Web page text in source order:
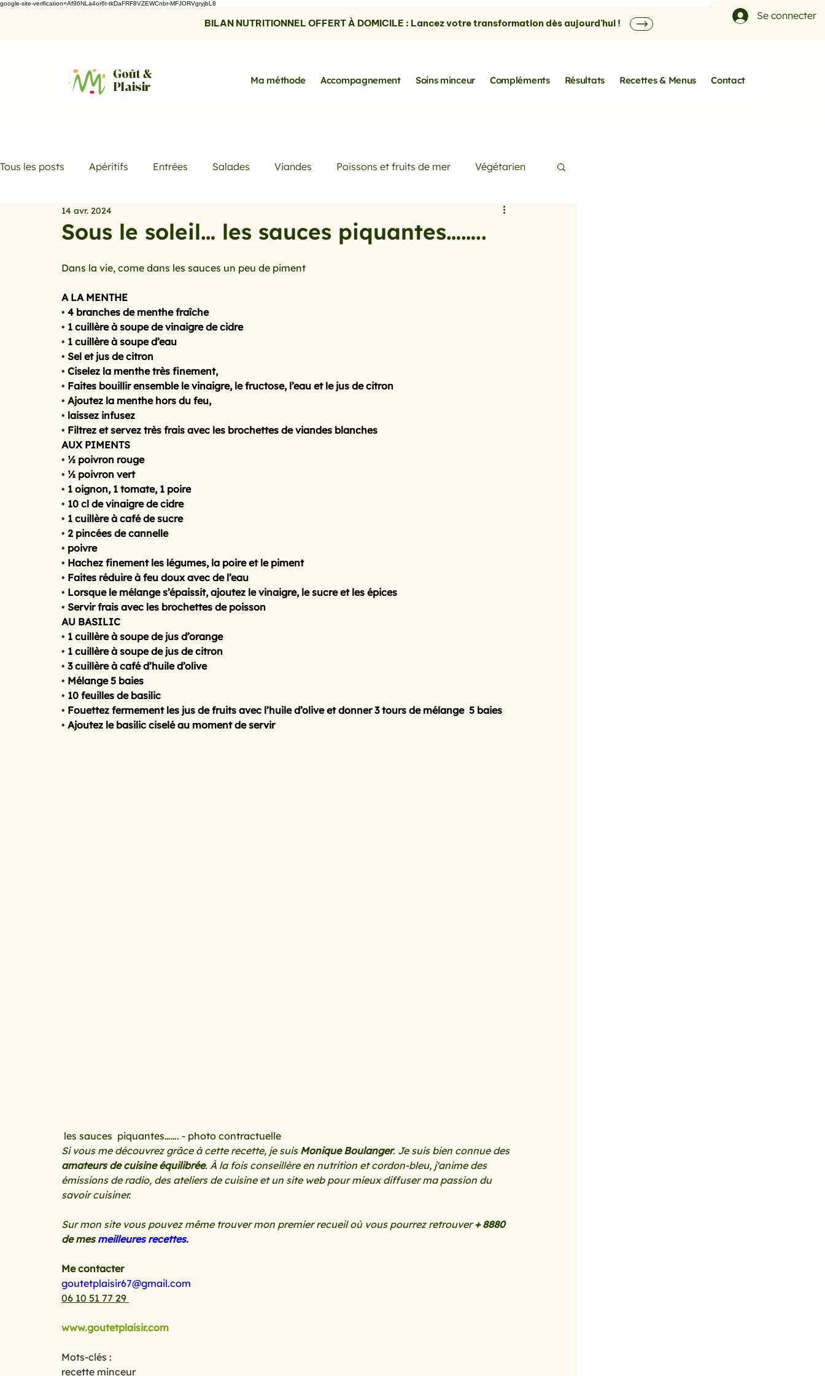
google-site-verification=Af96NLa4or6t-tkDaFRF8VZEWCnbr-MFJORVgryjbL8
Se connecter
BILAN NUTRITIONNEL OFFERT À DOMICILE : Lancez votre transformation dès aujourd'hui !
Goût &
Plaisir
Ma méthode Accompagnement Soins minceur Compléments Résultats Recettes & Menus Contact
Tous les posts Apéritifs Entrées Salades Viandes Poissons et fruits de mer Végétarien
Desserts Boissons Conseils de Pros
Promotions Recettes fraicheur Quiches et tartes
cuisine au micro ondes Cuisine mini budget, mais goûteuse
spécial printemps et été
les légumes primeurs du mois de ma
Qu’est ce que l’on mange ce soir ?
Sous le soleil… les sauces piquantes……..
14 avr. 2024
Dans la vie, come dans les sauces un peu de piment
A LA MENTHE
• 4 branches de menthe fraîche
• 1 cuillère à soupe de vinaigre de cidre
• 1 cuillère à soupe d’eau
• Sel et jus de citron
• Ciselez la menthe très finement,
• Faites bouillir ensemble le vinaigre, le fructose, l’eau et le jus de citron
• Ajoutez la menthe hors du feu,
• laissez infusez
• Filtrez et servez très frais avec les brochettes de viandes blanches
AUX PIMENTS
• ½ poivron rouge
• ½ poivron vert
• 1 oignon, 1 tomate, 1 poire
• 10 cl de vinaigre de cidre
• 1 cuillère à café de sucre
• 2 pincées de cannelle
• poivre
• Hachez finement les légumes, la poire et le piment
• Faites réduire à feu doux avec de l’eau
• Lorsque le mélange s’épaissit, ajoutez le vinaigre, le sucre et les épices
• Servir frais avec les brochettes de poisson
AU BASILIC
• 1 cuillère à soupe de jus d’orange
• 1 cuillère à soupe de jus de citron
• 3 cuillère à café d’huile d’olive
• Mélange 5 baies
• 10 feuilles de basilic
• Fouettez fermement les jus de fruits avec l’huile d’olive et donner 3 tours de mélange  5 baies
• Ajoutez le basilic ciselé au moment de servir
les sauces  piquantes……. - photo contractuelle
Si vous me découvrez grâce à cette recette, je suis Monique Boulanger. Je suis bien connue des
amateurs de cuisine équilibrée. À la fois conseillère en nutrition et cordon-bleu, j'anime des
émissions de radio, des ateliers de cuisine et un site web pour mieux diffuser ma passion du
savoir cuisiner.
Sur mon site vous pouvez même trouver mon premier recueil où vous pourrez retrouver + 8880
de mes meilleures recettes.
Me contacter
goutetplaisir67@gmail.com
06 10 51 77 29
www.goutetplaisir.com
Mots-clés :
recette minceur